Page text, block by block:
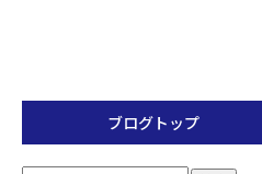
ブログトップ